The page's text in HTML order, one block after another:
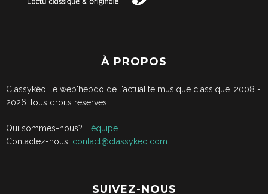
À PROPOS
Classykêo, le web'hebdo de l'actualité musique classique. 2008 -
2026 Tous droits réservés
Qui sommes-nous?
L'équipe
Contactez-nous: contact@classykeo.com
SUIVEZ-NOUS